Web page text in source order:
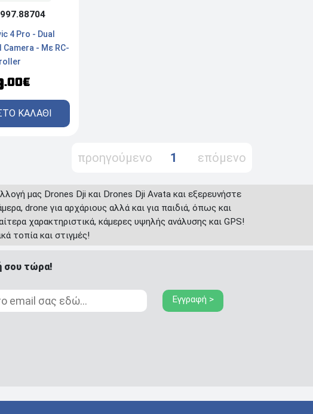
4 Pro - Dual
Camera - Με RC-
.00€
ΚΑΛΑΘΙ
προηγούμενο 1 επόμενο
μας Drones Dji και Drones Dji Avata και εξερευνήστε
drone για αρχάριους αλλά και για παιδιά, όπως και
χαρακτηριστικά, κάμερες υψηλής ανάλυσης και GPS!
τοπία και στιγμές!
σου τώρα!
Εγγραφή >